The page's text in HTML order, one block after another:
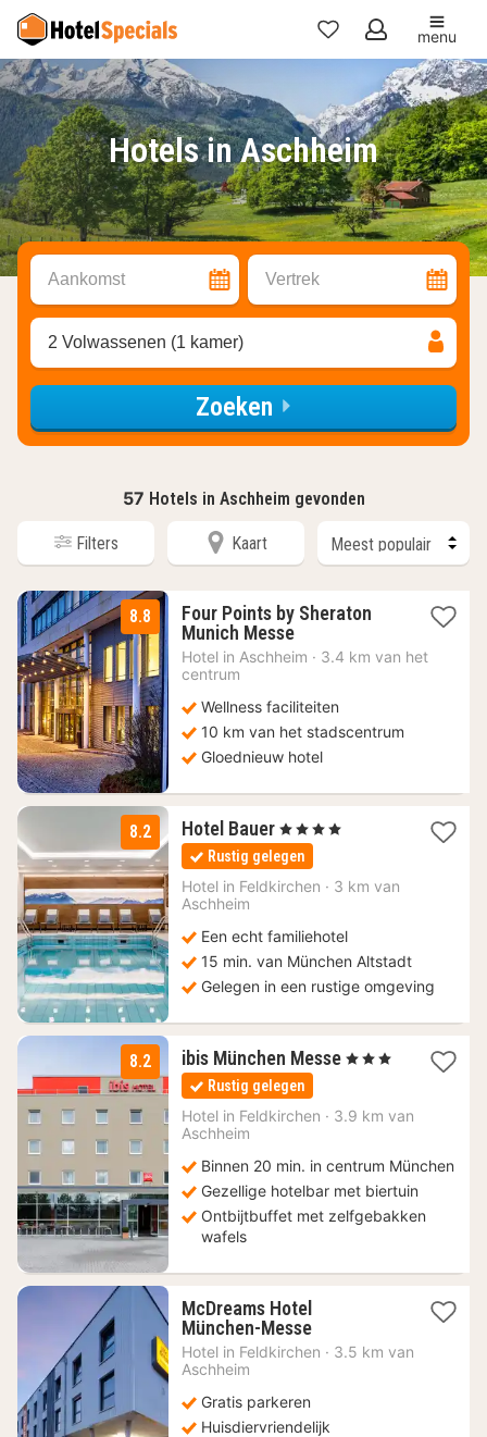
Mijn
favorieten
menu
Hotels in Aschheim
Aankomst Vertrek
2 Volwassenen (1 kamer)
Zoeken
57 Hotels in Aschheim gevonden
Filters Kaart
8.8
Four Points by Sheraton
Munich Messe2
nachten
€
Hotel in Aschheim · 3.4 km van het
centrum
Wellness faciliteiten
10 km van het stadscentrum
Gloednieuw hotel
8.2 Hotel Bauer 1
nacht
vanaf
160
, 4 Sterren
Rustig gelegen
Hotel in Feldkirchen · 3 km van
Aschheim
Een echt familiehotel
15 min. van München Altstadt
Gelegen in een rustige omgeving
8.2 ibis München Messe 1
62
, 3 Sterren
Rustig gelegen
Hotel in Feldkirchen · 3.9 km van
Aschheim
Binnen 20 min. in centrum München
Gezellige hotelbar met biertuin
Ontbijtbuffet met zelfgebakken
wafels
McDreams Hotel
München-Messe1
nacht
Hotel in Feldkirchen · 3.5 km van
Aschheim
Gratis parkeren
Huisdiervriendelijk